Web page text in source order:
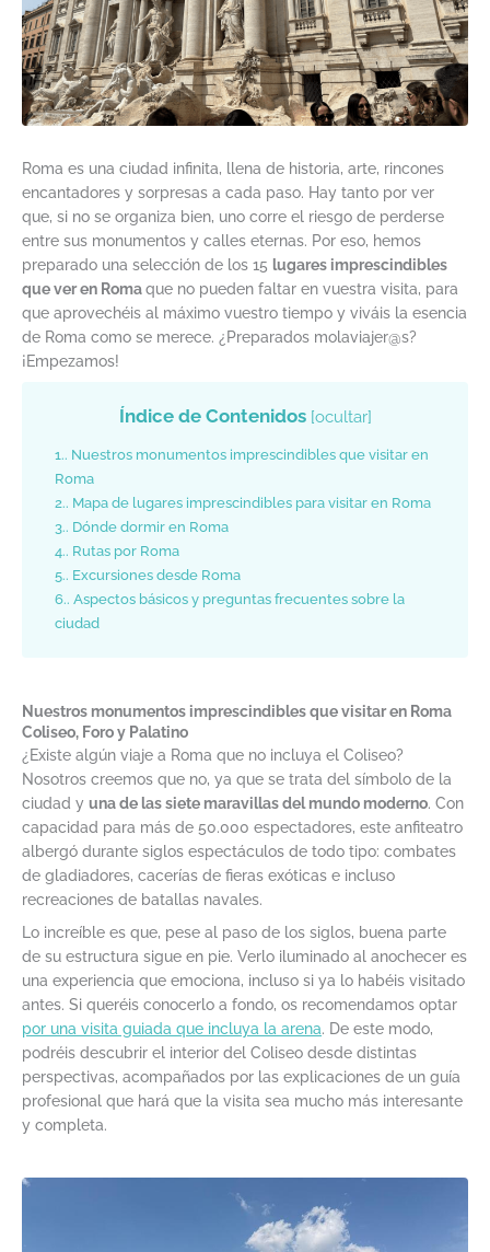
Roma es una ciudad infinita, llena de historia, arte, rincones
encantadores y sorpresas a cada paso. Hay tanto por ver
que, si no se organiza bien, uno corre el riesgo de perderse
entre sus monumentos y calles eternas. Por eso, hemos
preparado una selección de los 15 lugares imprescindibles
que ver en Romaque no pueden faltar en vuestra visita, para
que aprovechéis al máximo vuestro tiempo y viváis la esencia
de Roma como se merece. ¿Preparados molaviajer@s?
¡Empezamos!
Índice de Contenidos [ocultar]
1. Nuestros monumentos imprescindibles que visitar en
Roma
2. Mapa de lugares imprescindibles para visitar en Roma
3. Dónde dormir en Roma
4. Rutas por Roma
5. Excursiones desde Roma
6. Aspectos básicos y preguntas frecuentes sobre la
ciudad
Nuestros monumentos imprescindibles que visitar en Roma
Coliseo, Foro y Palatino
¿Existe algún viaje a Roma que no incluya el Coliseo?
Nosotros creemos que no, ya que se trata del símbolo de la
ciudad y una de las siete maravillas del mundo moderno. Con
capacidad para más de 50.000 espectadores, este anfiteatro
albergó durante siglos espectáculos de todo tipo: combates
de gladiadores, cacerías de fieras exóticas e incluso
recreaciones de batallas navales.
Lo increíble es que, pese al paso de los siglos, buena parte
de su estructura sigue en pie. Verlo iluminado al anochecer es
una experiencia que emociona, incluso si ya lo habéis visitado
antes. Si queréis conocerlo a fondo, os recomendamos optar
por una visita guiada que incluya la arena. De este modo,
podréis descubrir el interior del Coliseo desde distintas
perspectivas, acompañados por las explicaciones de un guía
profesional que hará que la visita sea mucho más interesante
y completa.